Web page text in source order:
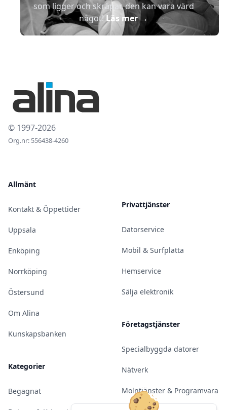
som ligger och skräpar, den kan vara värd
något!Läs mer→
© 1997-2026
Org.nr: 556438-4260
Allmänt
Kontakt & Öppettider
Uppsala
Enköping
Norrköping
Östersund
Om Alina
Kunskapsbanken
Kategorier
Begagnat
Privattjänster
Datorservice
Mobil & Surfplatta
Hemservice
Sälja elektronik
Företagstjänster
Specialbyggda datorer
Nätverk
Molntjänster & Programvara